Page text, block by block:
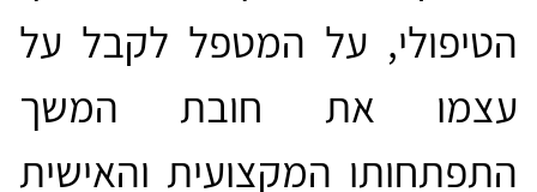
הטיפולי, על המטפל לקבל על
עצמו את חובת המשך
התפתחותו המקצועית והאישית